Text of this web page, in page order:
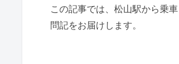
この記事では、松山駅から乗
問記をお届けします。